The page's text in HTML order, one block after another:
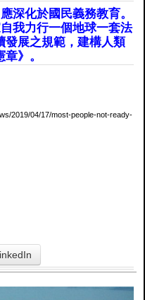
深化於國民義務教育。
我力行一個地球一套法
發展之規範，建構人類
》。
2019/04/17/most-people-not-ready-